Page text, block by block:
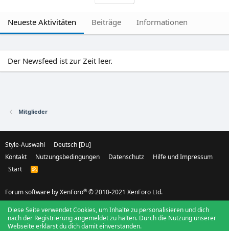
Neueste Aktivitäten Beiträge Informationen
Der Newsfeed ist zur Zeit leer.
Mitglieder
Style-Auswahl
Deutsch [Du]
Kontakt
Nutzungsbedingungen Datenschutz
Hilfe und Impressum
Start
R
S
Forum software by XenForo® © 2010-2021 XenForo Ltd.
Diese Seite verwendet Cookies, um Inhalte zu personalisieren und dich
nach der Registrierung angemeldet zu halten. Durch die Nutzung unserer
Webseite erklärst du dich damit einverstanden.